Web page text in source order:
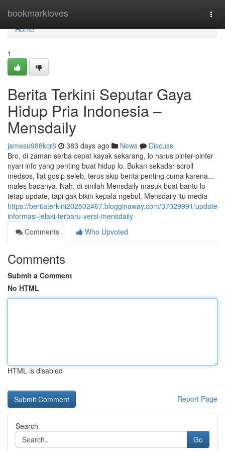
bookmarkloves
Home
Home
1
Berita Terkini Seputar Gaya
Hidup Pria Indonesia –
Mensdaily
jamesu988kcr6 383 days ago News
Discuss
Bro, di zaman serba cepat kayak sekarang, lo harus pinter-pinter
nyari info yang penting buat hidup lo. Bukan sekadar scroll
medsos, liat gosip seleb, terus skip berita penting cuma karena...
males bacanya. Nah, di sinilah Mensdaily masuk buat bantu lo
tetap update, tapi gak bikin kepala ngebul. Mensdaily itu media
https://beritaterkini202502467.blogginaway.com/37029991/update-
informasi-lelaki-terbaru-versi-mensdaily
Comments
Who Upvoted
Comments
Submit a Comment
No HTML
HTML is disabled
Report Page
Search
Go